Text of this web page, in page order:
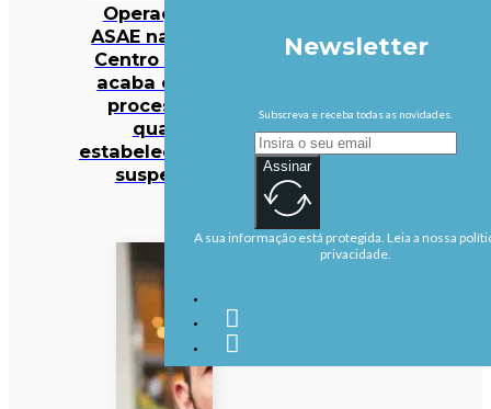
Operação da
ASAE na região
Centro do país
acaba com 45
processos e
quatro
estabelecimentos
suspensos
Newsletter
Subscreva e receba todas as novidades.
Assinar
A sua informação está protegida. Leia a nossa
privacidade.